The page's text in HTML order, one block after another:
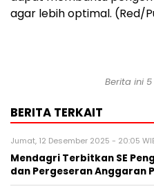
agar lebih optimal. (Red/
Berita ini
BERITA TERKAIT
Jumat, 12 Desember 2025 - 20:05
Mendagri Terbitkan SE
dan Pergeseran Anggaran